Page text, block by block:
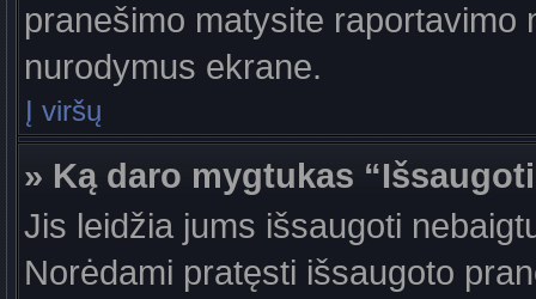
pranešimo matysite
nurodymus ekrane.
Į viršų
» Ką daro mygtukas
Jis leidžia jums išsaugoti
Norėdami pratęsti išsaugoto